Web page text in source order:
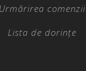
Urmărirea comenzii
Lista de dorințe